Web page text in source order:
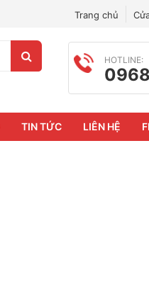
Trang chủ
HOTLINE:
TIN TỨC LIÊN HỆ